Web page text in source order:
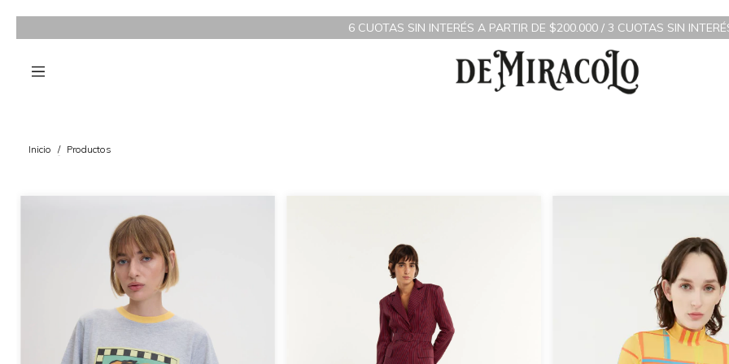
6 CUOTAS SIN INTERÉS A PARTIR DE $200.000 / 3 CUOTAS SIN INTERÉS A PARTIR
Inicio / Productos